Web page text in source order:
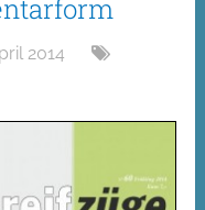
2014